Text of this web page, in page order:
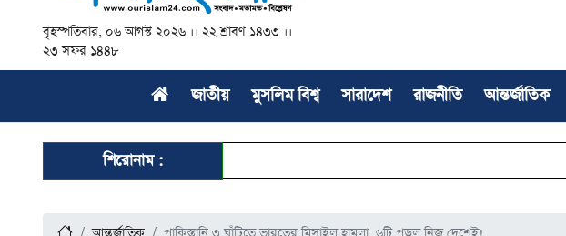
বৃহস্পতিবার, ০৬ আগস্ট ২০২৬ ।। ২২ শ্রাবণ ১৪৩৩ ।।
২৩ সফর ১৪৪৮
জাতীয় মুসলিম বিশ্ব সারাদেশ রাজনীতি আন্তর্জাতিক
শিরোনাম :